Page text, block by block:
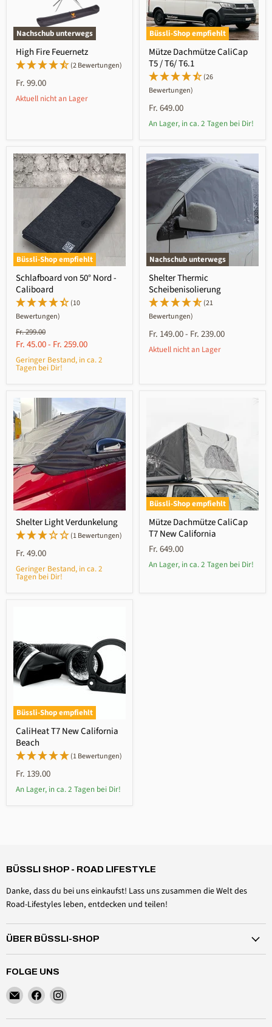
Nachschub unterwegs
High Fire Feuernetz
(2 Bewertungen)
Fr. 99.00
Aktuell nicht an Lager
Büssli-Shop empfiehlt
Mütze Dachmütze CaliCap
T5 / T6/ T6.1
(26
Bewertungen)
Fr. 649.00
An Lager, in ca. 2 Tagen bei Dir!
Büssli-Shop empfiehlt
Schlafboard von 50° Nord -
Caliboard
(10
Bewertungen)
Ursprünglicher
Preis
Fr. 299.00
Fr. 45.00- Fr. 259.00
Geringer Bestand, in ca. 2
Tagen bei Dir!
Nachschub unterwegs
Shelter Thermic
Scheibenisolierung
(21
Bewertungen)
Fr. 149.00- Fr. 239.00
Aktuell nicht an Lager
Shelter Light Verdunkelung
(1 Bewertungen)
Fr. 49.00
Geringer Bestand, in ca. 2
Tagen bei Dir!
Büssli-Shop empfiehlt
Mütze Dachmütze CaliCap
T7 New California
Fr. 649.00
An Lager, in ca. 2 Tagen bei Dir!
Büssli-Shop empfiehlt
CaliHeat T7 New California
Beach
(1 Bewertungen)
Fr. 139.00
An Lager, in ca. 2 Tagen bei Dir!
BÜSSLI SHOP - ROAD LIFESTYLE
Danke, dass du bei uns einkaufst! Lass uns zusammen die Welt des
Road-Lifestyles leben, entdecken und teilen!
ÜBER BÜSSLI-SHOP
FOLGE UNS
Finden
Sie
uns
Finden
Sie
uns
Finden
uns
TrockenFIX Wäscheständer
Hilfreich ? Ja Teilen
Facebook
Liestal, CH,
Claudia Maria Brägger
Verifizierter Kunde
Markisenhaken (1St)
die Vielfältigkeit begeistert
Hilfreich?